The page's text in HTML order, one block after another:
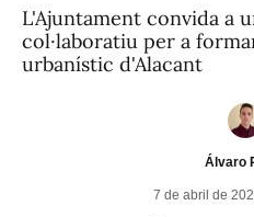
L'Ajuntament convida a
col·laboratiu per a
urbanístic d'Alacant
Álvaro
7 de abril de